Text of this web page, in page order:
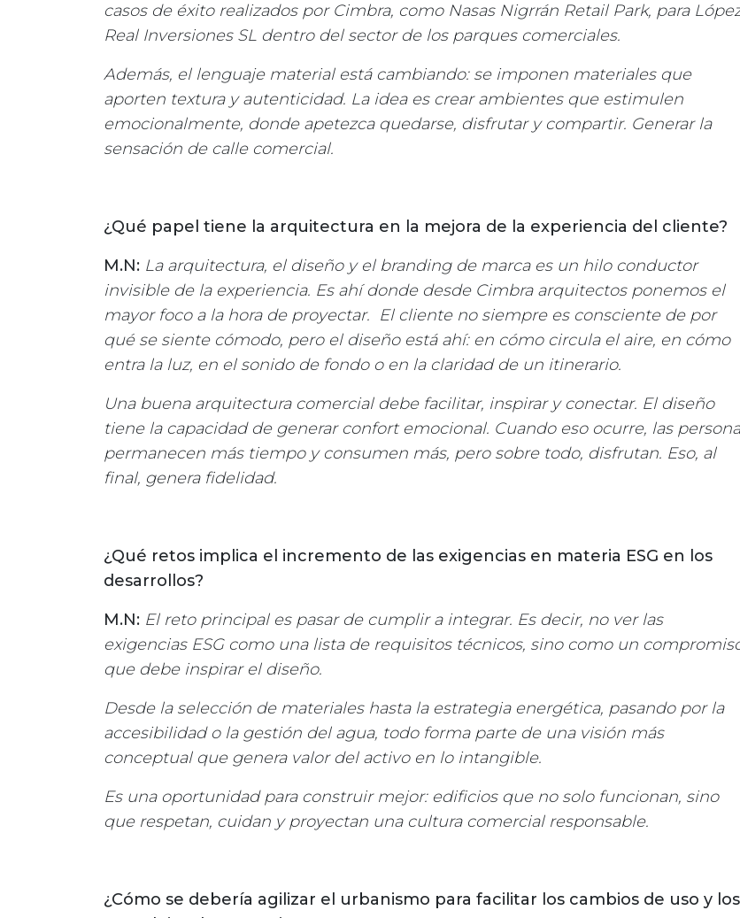
casos de éxito realizados por Cimbra, como Nasas Nigrrán Retail Park, para
Real Inversiones SL dentro del sector de los parques comerciales.
Además, el lenguaje material está cambiando: se imponen materiales que
aporten textura y autenticidad. La idea es crear ambientes que estimulen
emocionalmente, donde apetezca quedarse, disfrutar y compartir. Generar la
sensación de calle comercial.
¿Qué papel tiene la arquitectura en la mejora de la experiencia del cliente?
M.N: La arquitectura, el diseño y el branding de marca es un hilo conductor
invisible de la experiencia. Es ahí donde desde Cimbra arquitectos ponemos el
mayor foco a la hora de proyectar. El cliente no siempre es consciente de por
qué se siente cómodo, pero el diseño está ahí: en cómo circula el aire, en cómo
entra la luz, en el sonido de fondo o en la claridad de un itinerario.
Una buena arquitectura comercial debe facilitar, inspirar y conectar. El diseño
tiene la capacidad de generar confort emocional. Cuando eso ocurre, las
permanecen más tiempo y consumen más, pero sobre todo, disfrutan. Eso, al
final, genera fidelidad.
¿Qué retos implica el incremento de las exigencias en materia ESG en los
desarrollos?
M.N: El reto principal es pasar de cumplir a integrar. Es decir, no ver las
exigencias ESG como una lista de requisitos técnicos, sino como un
que debe inspirar el diseño.
Desde la selección de materiales hasta la estrategia energética, pasando por la
accesibilidad o la gestión del agua, todo forma parte de una visión más
conceptual que genera valor del activo en lo intangible.
Es una oportunidad para construir mejor: edificios que no solo funcionan, sino
que respetan, cuidan y proyectan una cultura comercial responsable.
¿Cómo se debería agilizar el urbanismo para facilitar los cambios de uso y los